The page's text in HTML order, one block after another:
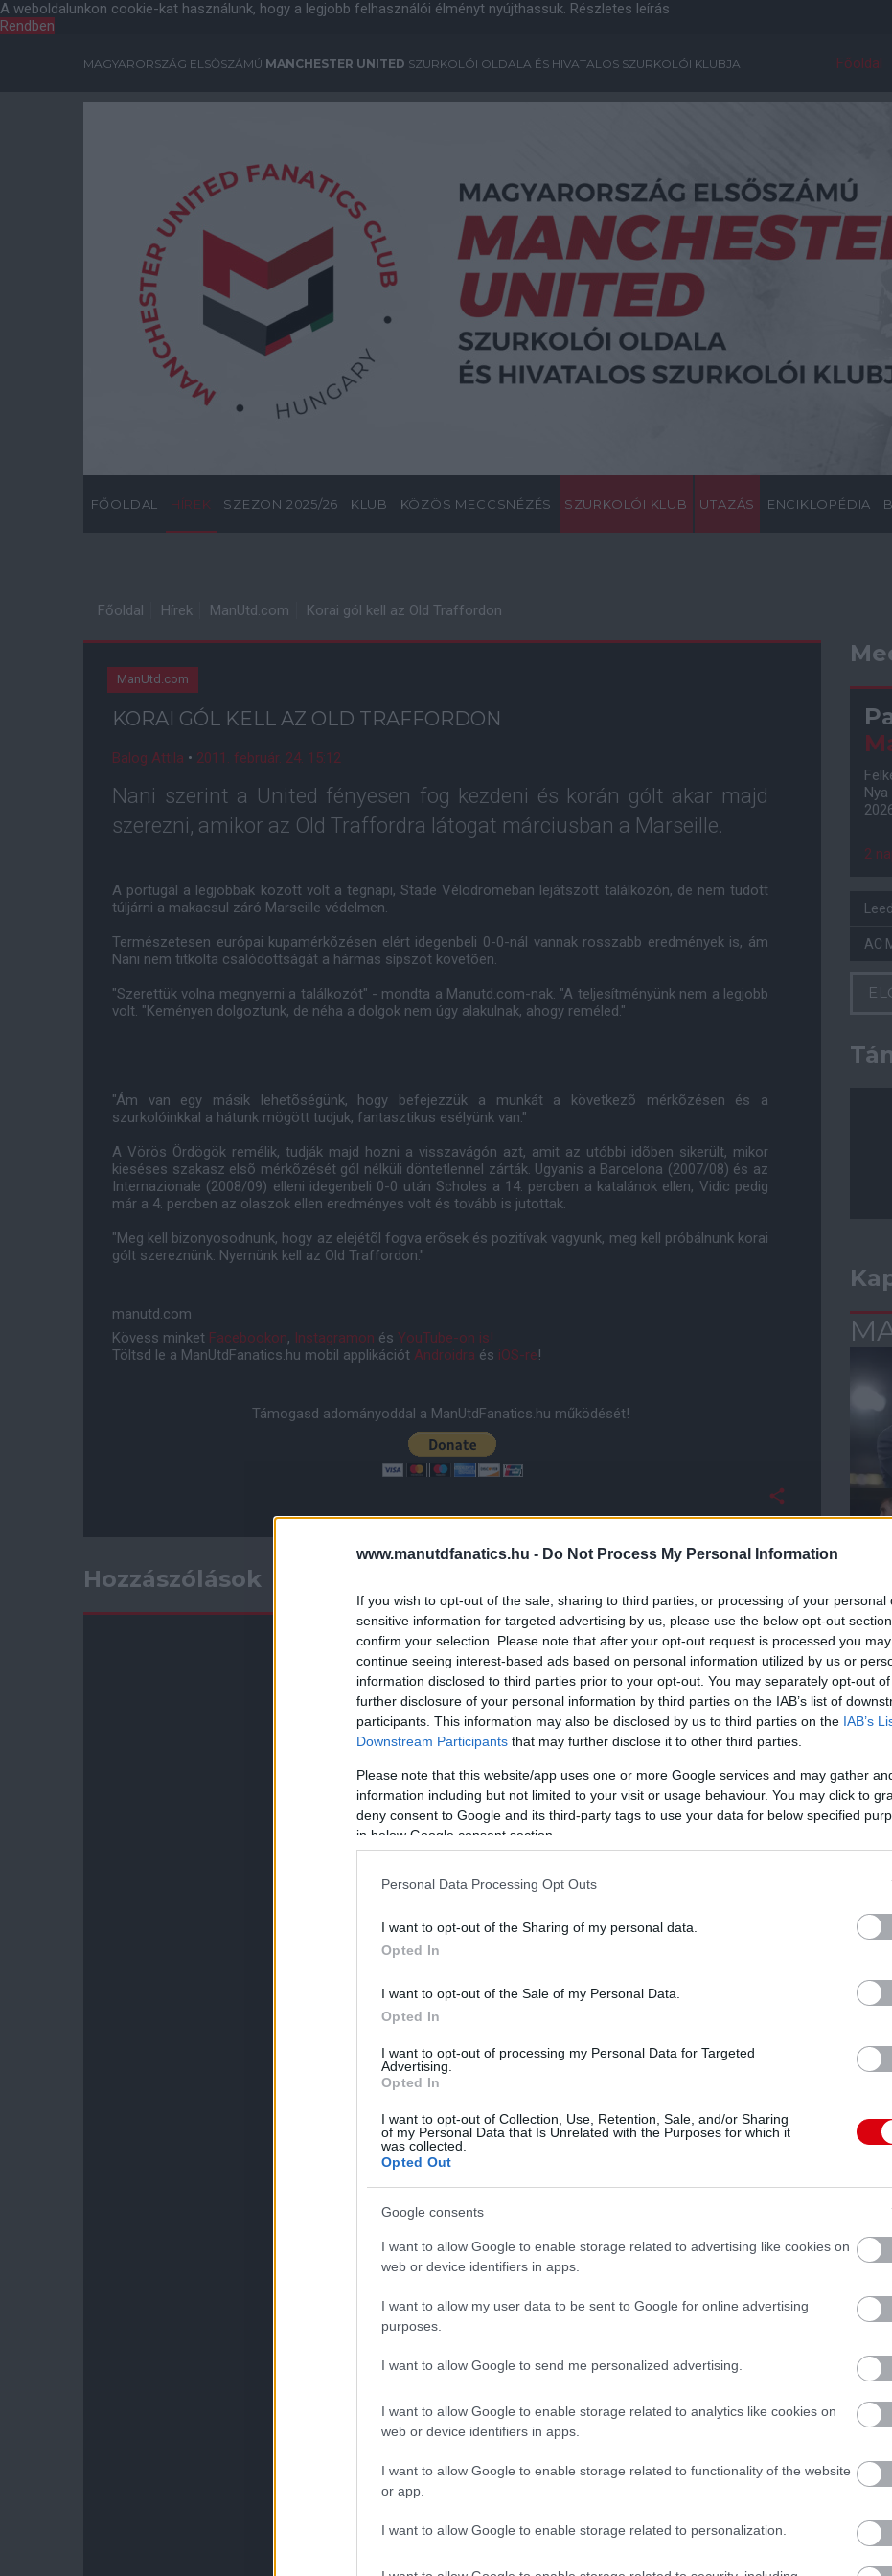
www.manutdfanatics.hu - Do Not Process My Personal Information
If you wish to opt-out of the sale, sharing to third parties, or processing of your personal
sensitive information for targeted advertising by us, please use the below opt-out
confirm your selection. Please note that after your opt-out request is processed you may
continue seeing interest-based ads based on personal information utilized by us or
information disclosed to third parties prior to your opt-out. You may separately opt-out
further disclosure of your personal information by third parties on the IAB’s list of
participants. This information may also be disclosed by us to third parties on the IAB’s
Downstream Participants that may further disclose it to other third parties.
Please note that this website/app uses one or more Google services and may gather
information including but not limited to your visit or usage behaviour. You may click to
deny consent to Google and its third-party tags to use your data for below specified
in below Google consent section.
Personal Data Processing Opt Outs
I want to opt-out of the Sharing of my personal data.
Opted In
I want to opt-out of the Sale of my Personal Data.
Opted In
I want to opt-out of processing my Personal Data for Targeted
Advertising.
Opted In
I want to opt-out of Collection, Use, Retention, Sale, and/or Sharing
of my Personal Data that Is Unrelated with the Purposes for which it
was collected.
Opted Out
Google consents
I want to allow Google to enable storage related to advertising like cookies on
web or device identifiers in apps.
I want to allow my user data to be sent to Google for online advertising
purposes.
I want to allow Google to send me personalized advertising.
I want to allow Google to enable storage related to analytics like cookies on
web or device identifiers in apps.
I want to allow Google to enable storage related to functionality of the website
or app.
I want to allow Google to enable storage related to personalization.
A weboldalunkon cookie-kat használunk, hogy a legjobb felhasználói élményt nyújthassuk. Részletes leírás
Rendben
MAGYARORSZÁG ELSŐSZÁMÚ MANCHESTER UNITED SZURKOLÓI OLDALA ÉS HIVATALOS SZURKOLÓI KLUBJA Főoldal
FŐOLDAL HÍREK SZEZON 2025/26 KLUB KÖZÖS MECCSNÉZÉS SZURKOLÓI KLUB UTAZÁS ENCIKLOPÉDIA
Főoldal Hírek ManUtd.com Korai gól kell az Old Traffordon
ManUtd.com
KORAI GÓL KELL AZ OLD TRAFFORDON
Balog Attila • 2011. február. 24. 15:12
Nani szerint a United fényesen fog kezdeni és korán gólt akar majd
szerezni, amikor az Old Traffordra látogat márciusban a Marseille.
A portugál a legjobbak között volt a tegnapi, Stade Vélodromeban lejátszott találkozón, de nem tudott
túljárni a makacsul záró Marseille védelmen.
Természetesen európai kupamérkõzésen elért idegenbeli 0-0-nál vannak rosszabb eredmények is, ám
Nani nem titkolta csalódottságát a hármas sípszót követõen.
"Szerettük volna megnyerni a találkozót" - mondta a Manutd.com-nak. "A teljesítményünk nem a legjobb
volt. "Keményen dolgoztunk, de néha a dolgok nem úgy alakulnak, ahogy reméled."
"Ám van egy másik lehetõségünk, hogy befejezzük a munkát a következõ mérkõzésen és a
szurkolóinkkal a hátunk mögött tudjuk, fantasztikus esélyünk van."
A Vörös Ördögök remélik, tudják majd hozni a visszavágón azt, amit az utóbbi idõben sikerült, mikor
kieséses szakasz elsõ mérkõzését gól nélküli döntetlennel zárták. Ugyanis a Barcelona (2007/08) és az
Internazionale (2008/09) elleni idegenbeli 0-0 után Scholes a 14. percben a katalánok ellen, Vidic pedig
már a 4. percben az olaszok ellen eredményes volt és tovább is jutottak.
"Meg kell bizonyosodnunk, hogy az elejétõl fogva erõsek és pozitívak vagyunk, meg kell próbálnunk korai
gólt szereznünk. Nyernünk kell az Old Traffordon."
manutd.com
Kövess minket Facebookon, Instagramon és YouTube-on is!
Töltsd le a ManUtdFanatics.hu mobil applikációt Androidra és iOS-re!
Támogasd adományoddal a ManUtdFanatics.hu működését!
Hozzászólások
2
AC